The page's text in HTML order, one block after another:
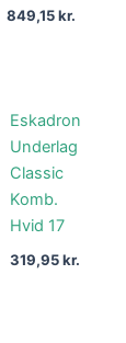
849,15kr.
Eskadron
Underlag
Classic
Komb.
Hvid 17
319,95kr.